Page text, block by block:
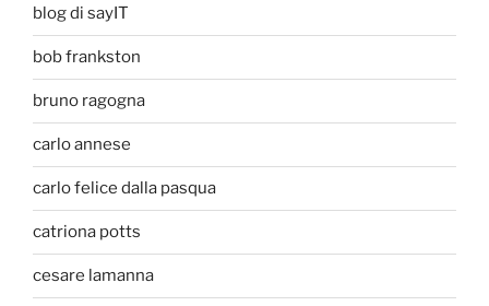
blog di sayIT
bob frankston
bruno ragogna
carlo annese
carlo felice dalla pasqua
catriona potts
cesare lamanna